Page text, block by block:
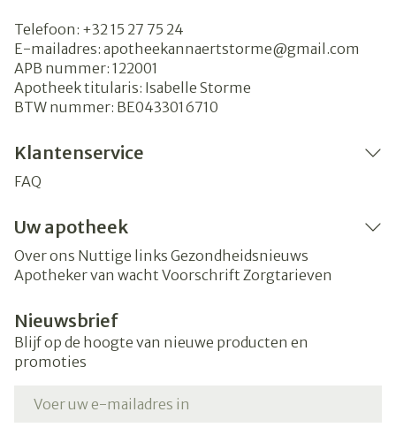
Telefoon: +32 15 27 75 24
E-mailadres: apotheekannaertstorme@gmail.com
APB nummer: 122001
Apotheek titularis: Isabelle Storme
BTW nummer: BE0433016710
Klantenservice
FAQ
Uw apotheek
Over ons Nuttige links Gezondheidsnieuws
Apotheker van wacht Voorschrift Zorgtarieven
Nieuwsbrief
Blijf op de hoogte van nieuwe producten en
promoties